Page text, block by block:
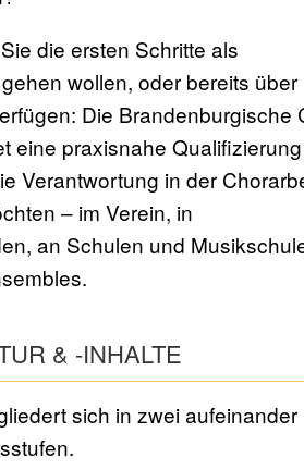
die ersten Schritte als
wollen, oder bereits über
Die Brandenburgische
eine praxisnahe Qualifizierung
Verantwortung in der
– im Verein, in
an Schulen und
& -INHALTE
sich in zwei aufeinander